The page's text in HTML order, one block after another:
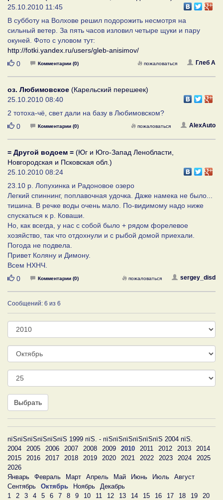
25.10.2010 11:45
В субботу на Волхове решил подорожить несмотря на
сильный ветер. За пять часов изловил четыре щуки и пару
окуней. Фото с уловом тут:
http://fotki.yandex.ru/users/gleb-anisimov/
Нравится
0 Комментарии (0) Глеб А
пожаловаться
оз. Любимовское (Карельский перешеек)
25.10.2010 08:40
2 тотоха-чё, свет дали на базу в Любимовском?
Нравится
0 Комментарии (0) AlexAuto
пожаловаться
= Другой водоем = (Юг и Юго-Запад Ленобласти,
Новгородская и Псковская обл.)
25.10.2010 08:24
23.10 р. Лопухинка и Радоновое озеро
Легкий спиннинг, поплавочная удочка. Даже намека не было...
тишина. В речке воды очень мало. По-видимому надо ниже
спускаться к р. Коваши.
Но, как всегда, у нас с собой было + рядом форелевое
хозяйство, так что отдохнули и с рыбой домой приехали.
Погода не подвела.
Привет Коляну и Димону.
Всем НХНЧ.
Нравится
0 Комментарии (0) sergey_disd
пожаловаться
Сообщений: 6 из 6
Год
Месяц
День
Выбрать
пїЅпїЅпїЅпїЅпїЅпїЅ 1999 пїЅ. - пїЅпїЅпїЅпїЅпїЅпїЅ 2004 пїЅ.
2004
2005 2006 2007 2008 2009 2010 2011 2012 2013
2014
2015
2016 2017 2018 2019 2020 2021 2022 2023 2024
2025
2026
Январь
Февраль Март Апрель Май Июнь Июль
Август
Сентябрь
Октябрь Ноябрь
Декабрь
1
2 3 4 5 6 7 8 9 10 11 12 13 14 15 16 17 18 19
20